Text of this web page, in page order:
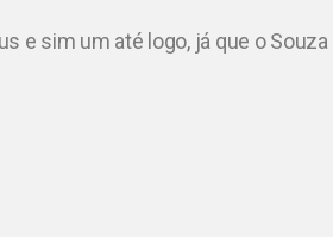
e sim um até logo, já que o